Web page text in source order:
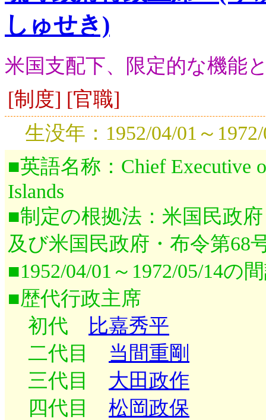
しゅせき)
米国支配下、限定的な機能
[制度] [官職]
生没年：1952/04/01～1972/
■英語名称：Chief Executive
Islands
■制定の根拠法：米国民政
及び米国民政府・布令第68
■1952/04/01～1972/05/14の
■歴代行政主席
初代
比嘉秀平
二代目 当間重剛
三代目 大田政作
四代目 松岡政保